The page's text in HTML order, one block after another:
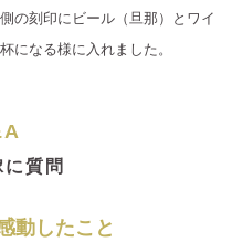
の刻印にビール（旦那）とワイ
になる様に入れました。
質問
動したこと